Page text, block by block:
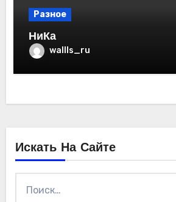
Разное
НиКа
wallls_ru
Искать На Сайте